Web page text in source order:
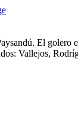
El golero
Vallejos,